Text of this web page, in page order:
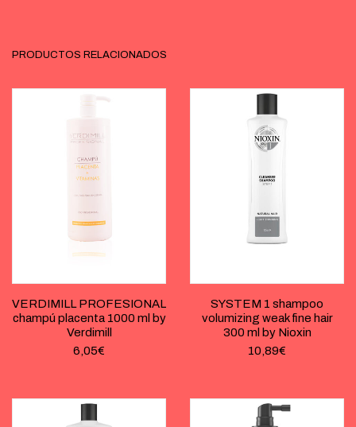
PRODUCTOS RELACIONADOS
VERDIMILL PROFESIONAL
champú placenta 1000 ml by
Verdimill
6,05€
SYSTEM 1 shampoo
volumizing weak fine hair
300 ml by Nioxin
10,89€